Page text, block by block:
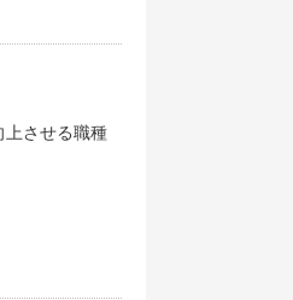
上させる職種